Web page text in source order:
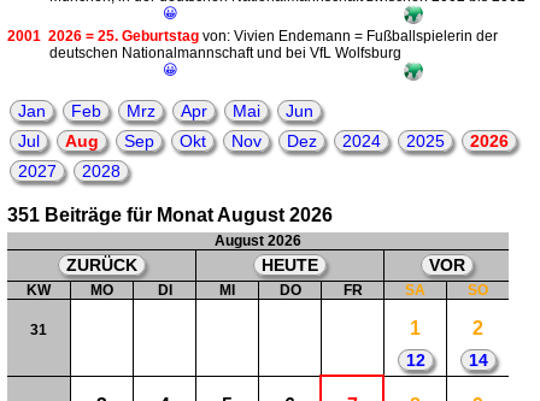
😀
2001 2026 = 25. Geburtstag von: Vivien Endemann = Fußballspielerin der
deutschen Nationalmannschaft und bei VfL Wolfsburg
😀
Jan Feb Mrz Apr Mai
Jun
Jul
Aug Sep Okt Nov Dez 2024 2025
2026
2027
2028
351 Beiträge für Monat August 2026
August 2026
ZURÜCK HEUTE VOR
KW MO DI MI DO FR SA SO
31 1
12
2
14